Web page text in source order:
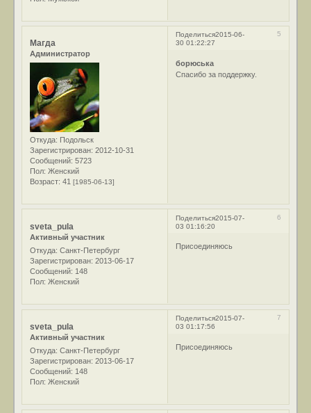
Поделиться 5
2015-06-
30 01:22:27
Магда
Администратор
Откуда: Подольск
Зарегистрирован: 2012-10-31
Сообщений: 5723
Пол: Женский
Возраст: 41[1985-06-13]
борюська
Спасибо за поддержку.
Поделиться 6
2015-07-
03 01:16:20
sveta_pula
Активный участник
Откуда: Санкт-Петербург
Зарегистрирован: 2013-06-17
Сообщений: 148
Пол: Женский
Присоединяюсь
Поделиться 7
2015-07-
03 01:17:56
sveta_pula
Активный участник
Откуда: Санкт-Петербург
Зарегистрирован: 2013-06-17
Сообщений: 148
Пол: Женский
Присоединяюсь